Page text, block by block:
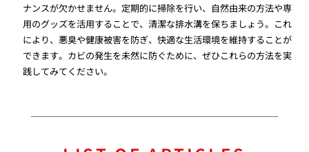
ナンスが欠かせません。定期的に掃除を行い、自然由来の方法や専
用のグッズを活用することで、清潔な排水溝を保ちましょう。これ
により、悪臭や健康被害を防ぎ、快適な生活環境を維持することが
できます。カビの発生を未然に防ぐために、ぜひこれらの方法を実
践してみてください。